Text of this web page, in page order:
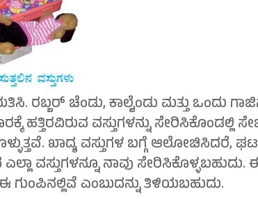
ರಬ್ಬರ್ ಚೆಂಡು, ಕಾಲ್ಚೆಂಡು ಮತ್ತು ಒಂದು
ಹತ್ತಿರವಿರುವ ವಸ್ತುಗಳನ್ನು ಸೇರಿಸಿಕೊಂಡಲ್ಲಿ
ಖಾದ್ಯ ವಸ್ತುಗಳ ಬಗ್ಗೆ ಆಲೋಚಿಸಿದರೆ,
ವಸ್ತುಗಳನ್ನೂ ನಾವು ಸೇರಿಸಿಕೊಳ್ಳಬಹುದು.
ಗುಂಪಿನಲ್ಲಿವೆ ಎಂಬುದನ್ನು ತಿಳಿಯಬಹುದು.